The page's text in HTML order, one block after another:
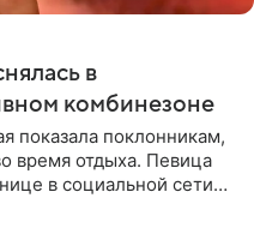
в
комбинезоне
показала поклонникам,
время отдыха. Певица
в социальной сети